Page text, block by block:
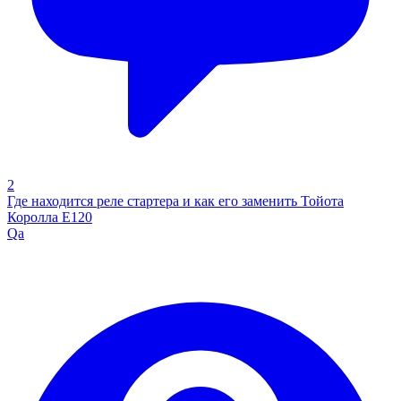
2
Где находится реле стартера и как его заменить Тойота
Королла Е120
Qa